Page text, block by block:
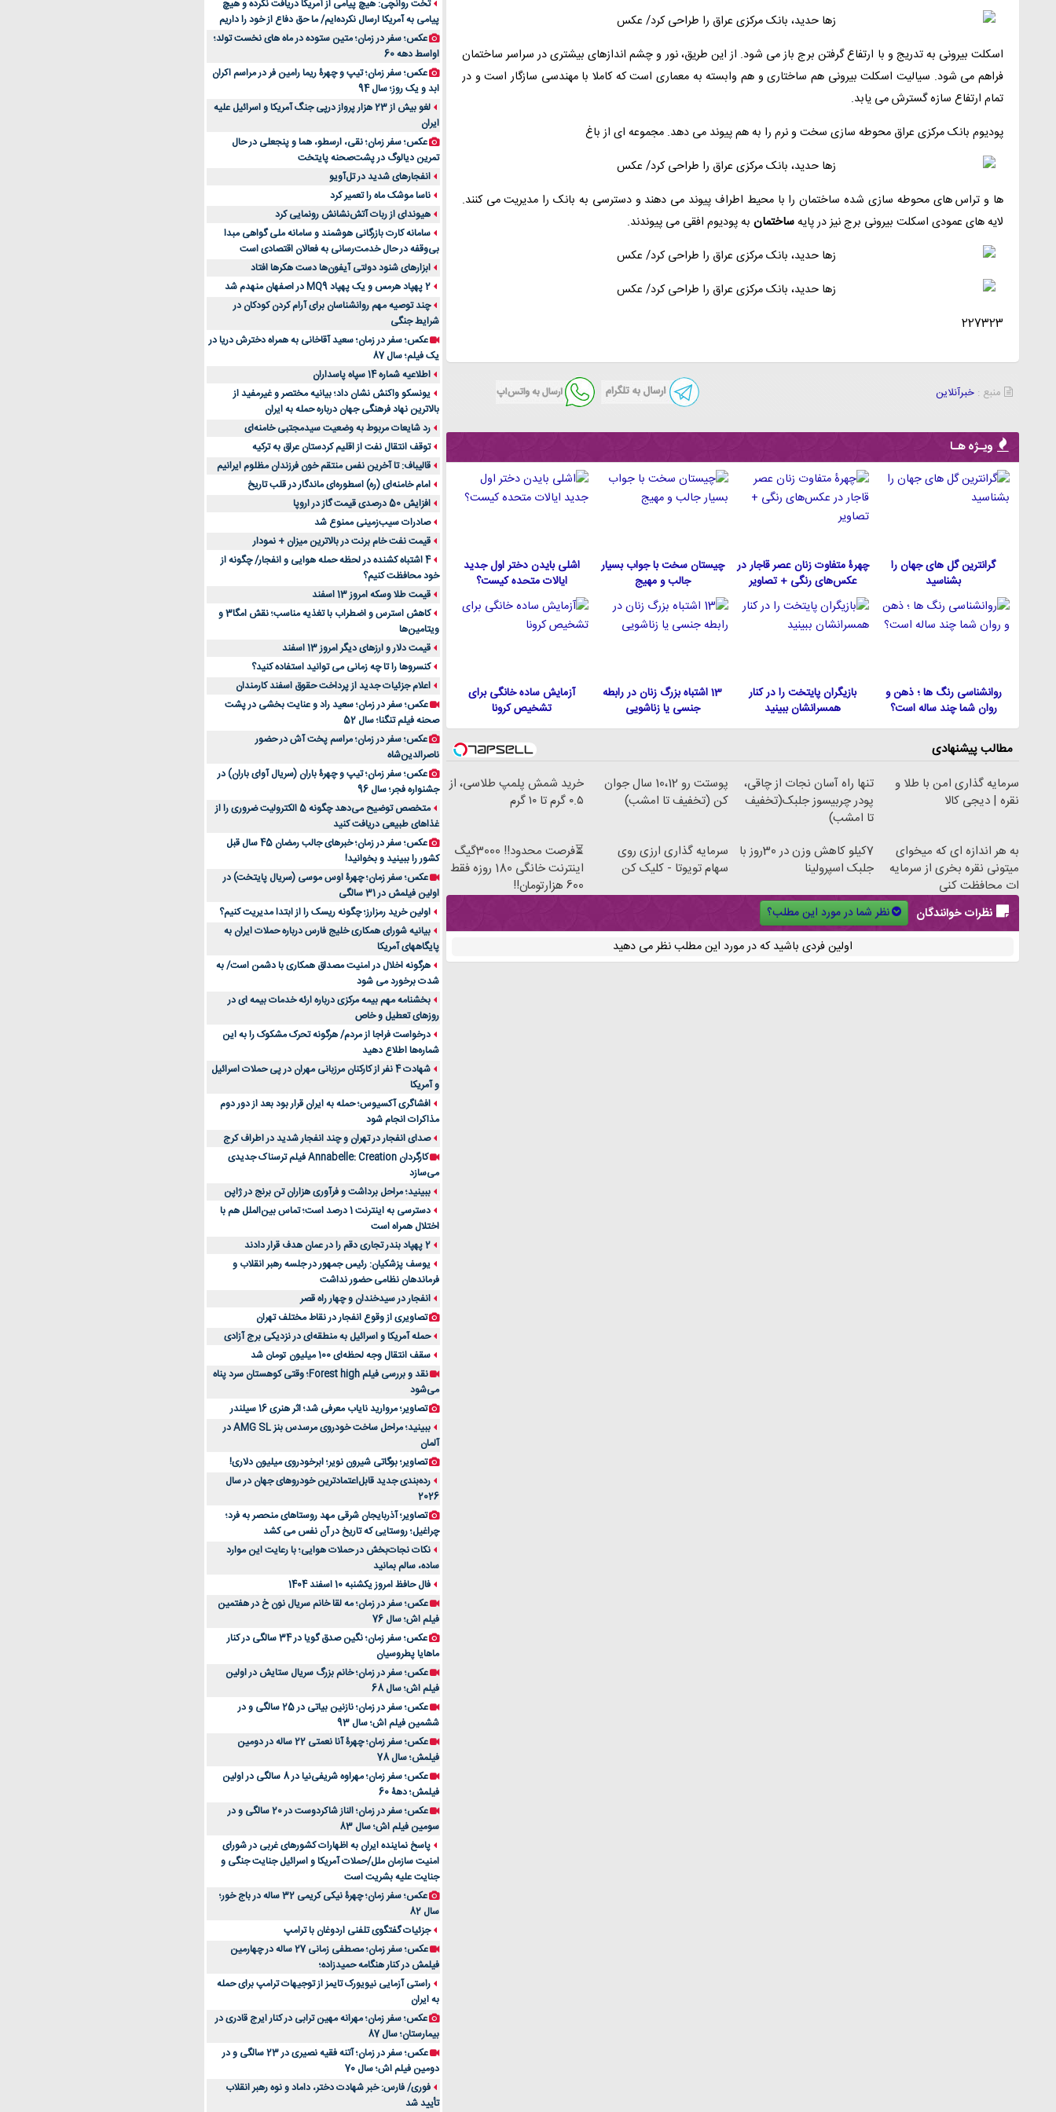
اسکلت بیرونی به تدریج و با ارتفاع گرفتن برج باز می شود. از این طریق، نور و چشم اندازهای بیشتری در سراسر ساختمان
فراهم می شود. سیالیت اسکلت بیرونی هم ساختاری و هم وابسته به معماری است که کاملا با مهندسی سازگار است و در
تمام ارتفاع سازه گسترش می یابد.
پودیوم بانک مرکزی عراق محوطه سازی سخت و نرم را به هم پیوند می دهد. مجموعه ای از باغ
ها و تراس های محوطه سازی شده ساختمان را با محیط اطراف پیوند می دهند و دسترسی به بانک را مدیریت می کنند.
لایه های عمودی اسکلت بیرونی برج نیز در پایهساختمان به پودیوم افقی می پیوندند.
227323
منبع : خبرآنلاین
ویـژه هـا
گرانترین گل های جهان را
بشناسید
چهرۀ متفاوت زنان عصر قاجار در
عکس‌های رنگی + تصاویر
چیستان سخت با جواب بسیار
جالب و مهیج
اشلی بایدن دختر اول جدید
ایالات متحده كيست؟
روانشناسی رنگ ها ؛ ذهن و
روان شما چند ساله است؟
بازیگران پایتخت را در کنار
همسرانشان ببینید
13 اشتباه بزرگ زنان در رابطه
جنسی یا زناشویی
آزمایش ساده خانگی برای
تشخیص کرونا
مطالب پیشنهادی
سرمایه گذاری امن با طلا و
نقره | دیجی کالا
تنها راه آسان نجات از چاقی،
پودر چربیسوز جلبک(تخفیف
تا امشب)
پوستت رو 10،12 سال جوان
کن (تخفیف تا امشب)
خرید شمش پلمپ طلاسی، از
۰.۵ گرم تا ۱۰ گرم
به هر اندازه ای که میخوای
میتونی نقره بخری از سرمایه
ات محافظت کنی
7کیلو کاهش وزن در 30روز با
جلبک اسپرولینا
سرمایه گذاری ارزی روی
سهام تویوتا - کلیک کن
⏳فرصت محدود!! 3000گیگ
اینترنت خانگی 180 روزه فقط
600 هزارتومان!!
نظرات خوانندگان
نظر شما در مورد این مطلب؟
اولین فردی باشید که در مورد این مطلب نظر می دهید
راهنمای جامع بهترین کفش ورزشی برای دویدن و استفاده
روزمره | بررسی ۱۲ مدل برتر
تخت روانچی: هیچ پیامی از آمریکا دریافت نکرده و هیچ
پیامی به آمریکا ارسال نکرده‌ایم/ ما حق دفاع از خود را داریم
عکس؛ سفر در زمان؛ متین ستوده در ماه های نخست تولد؛
اواسط دهه 60
عکس؛ سفر زمان؛ تیپ و چهرۀ ریما رامین فر در مراسم اکران
ابد و یک روز؛ سال 94
لغو بیش از 23 هزار پرواز درپی جنگ آمریکا و اسرائیل علیه
ایران
عکس؛ سفر زمان؛ نقی، ارسطو، هما و پنجعلی در حال
تمرین دیالوگ در پشت‌صحنه پایتخت
انفجارهای شدید در تل‌آویو
ناسا موشک ماه را تعمیر کرد
هیوندای از ربات آتش‌نشانش رونمایی کرد
سامانه کارت بازرگانی هوشمند و سامانه ملی گواهی مبدا
بی‌وقفه در حال خدمت‌رسانی به فعالان اقتصادی است
ابزارهای شنود دولتی آیفون‌ها دست هکرها افتاد
2 پهپاد هرمس و یک پهپاد MQ9 در اصفهان منهدم شد
چند توصیه مهم روانشناسان برای آرام کردن کودکان در
شرایط جنگی
عکس؛ سفر در زمان؛ سعید آقاخانی به همراه دخترش دریا در
یک فیلم؛ سال 87
اطلاعیه شماره 14 سپاه پاسداران
یونسکو واکنش نشان داد؛ بیانیه مختصر و غیرمفید از
بالاترین نهاد فرهنگی جهان درباره حمله به ایران
رد شایعات مربوط به وضعیت سیدمجتبی خامنه‌ای
توقف انتقال نفت از اقلیم کردستان عراق به ترکیه
قالیباف: تا آخرین نفس منتقم خون فرزندان مظلوم ایرانیم
امام خامنه‌ای (ره) اسطوره‌ای ماندگار در قلب تاریخ
افزایش 50 درصدی قیمت گاز در اروپا
صادرات سیب‌زمینی ممنوع شد
قیمت نفت خام برنت در بالاترین میزان + نمودار
4 اشتباه کشنده در لحظه حمله هوایی و انفجار/ چگونه از
خود محافظت کنیم؟
قیمت طلا وسکه امروز 13 اسفند
کاهش استرس و اضطراب با تغذیه مناسب؛ نقش امگا3 و
ویتامین‌ها
قیمت دلار و ارزهای دیگر امروز 13 اسفند
کنسروها را تا چه زمانی می توانید استفاده کنید؟
اعلام جزئیات جدید از پرداخت حقوق اسفند کارمندان
عکس؛ سفر در زمان؛ سعید راد و عنایت بخشی در پشت
صحنه فیلم تنگنا؛ سال 52
عکس؛ سفر در زمان؛ مراسم پخت آش در حضور
ناصرالدین‌شاه
عکس؛ سفر زمان؛ تیپ و چهرۀ باران (سریال آوای باران) در
جشنواره فجر؛ سال 96
متخصص توضیح می‌دهد چگونه 5 الکترولیت ضروری را از
غذاهای طبیعی دریافت کنید
عکس؛ سفر در زمان؛ خبرهای جالب رمضان 45 سال قبل
کشور را ببینید و بخوانید!
عکس؛ سفر زمان؛ چهرۀ اوس موسی (سریال پایتخت) در
اولین فیلمش در 31 سالگی
اولین خرید رمزارز؛ چگونه ریسک را از ابتدا مدیریت کنیم؟
بیانیه شورای همکاری خلیج فارس درباره حملات ایران به
پایگاههای آمریکا
هرگونه اخلال در امنیت مصداق همکاری با دشمن است/ به
شدت برخورد می شود
بخشنامه مهم بیمه مرکزی درباره ارئه خدمات بیمه ای در
روزهای تعطیل و خاص
درخواست فراجا از مردم/ هرگونه تحرک مشکوک را به این
شماره‌ها اطلاع دهید
شهادت 4 نفر از کارکنان مرزبانی مهران در پی حملات اسرائیل
و آمریکا
افشاگری آکسیوس؛ حمله به ایران قرار بود بعد از دور دوم
مذاکرات انجام شود
صدای انفجار در تهران و چند انفجار شدید در اطراف کرج
کارگردان Annabelle: Creation فیلم ترسناک جدیدی
می‌سازد
ببینید؛ مراحل برداشت و فرآوری هزاران تن برنج در ژاپن
دسترسی به اینترنت 1 درصد است؛ تماس بین‌الملل هم با
اختلال همراه است
2 پهپاد بندر تجاری دقم را در عمان هدف قرار دادند
یوسف پزشکیان: رئیس جمهور در جلسه رهبر انقلاب و
فرماندهان نظامی حضور نداشت
انفجار در سیدخندان و چهار راه قصر
تصاویری از وقوع انفجار در نقاط مختلف تهران
حمله آمریکا و اسرائیل به منطقه‌ای در نزدیکی برج آزادی
سقف انتقال وجه لحظه‌ای 100 میلیون تومان شد
نقد و بررسی فیلم Forest high؛ وقتی کوهستان سرد پناه
می‌شود
تصاویر؛ مروارید نایاب معرفی شد؛ اثر هنری 16 سیلندر
ببینید؛ مراحل ساخت خودروی مرسدس بنز AMG SL در
آلمان
تصاویر؛ بوگاتی شیرون نویر؛ ابرخودروی میلیون دلاری!
رده‌بندی جدید قابل‌اعتمادترین خودروهای جهان در سال
2026
تصاویر؛ آذربایجان شرقی مهد روستاهای منحصر به فرد؛
چراغیل؛ روستایی که تاریخ در آن نفس می کشد
نکات نجات‌بخش در حملات هوایی؛ با رعایت این موارد
ساده، سالم بمانید
فال حافظ امروز یکشنبه 10 اسفند 1404
عکس؛ سفر در زمان؛ مه لقا خانم سریال نون خ در هفتمین
فیلم اش؛ سال 76
عکس؛ سفر زمان؛ نگین صدق گویا در 34 سالگی در کنار
ماهایا پطروسیان
عکس؛ سفر در زمان؛ خانم بزرگ سریال ستایش در اولین
فیلم اش؛ سال 68
عکس؛ سفر در زمان؛ نازنین بیاتی در 25 سالگی و در
ششمین فیلم اش؛ سال 93
عکس؛ سفر زمان؛ چهرۀ آنا نعمتی 22 ساله در دومین
فیلمش؛ سال 78
عکس؛ سفر زمان؛ مهراوه شریفی‌نیا در 8 سالگی در اولین
فیلمش؛ دهۀ 60
عکس؛ سفر در زمان؛ الناز شاکردوست در 20 سالگی و در
سومین فیلم اش؛ سال 83
پاسخ نماینده ایران به اظهارات کشورهای غربی در شورای
امنیت سازمان ملل/حملات آمریکا و اسرائیل جنایت جنگی و
جنایت علیه بشریت است
عکس؛ سفر زمان؛ چهرۀ نیکی کریمی 32 ساله در باج خور؛
سال 82
جزئیات گفتگوی تلفنی اردوغان با ترامپ
عکس؛ سفر زمان؛ مصطفی زمانی 27 ساله در چهارمین
فیلمش در کنار هنگامه حمیدزاده؛
راستی آزمایی نیویورک تایمز از توجیهات ترامپ برای حمله
به ایران
عکس؛ سفر زمان؛ مهرانه مهین ترابی در کنار ایرج قادری در
بیمارستان؛ سال 87
عکس؛ سفر در زمان؛ آتنه فقیه نصیری در 23 سالگی و در
دومین فیلم اش؛ سال 70
فوری/ فارس: خبر شهادت دختر، داماد و نوه رهبر انقلاب
تأیید شد